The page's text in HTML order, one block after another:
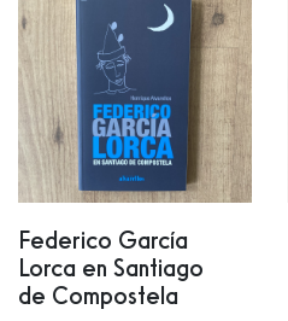
Federico García
Lorca en Santiago
de Compostela